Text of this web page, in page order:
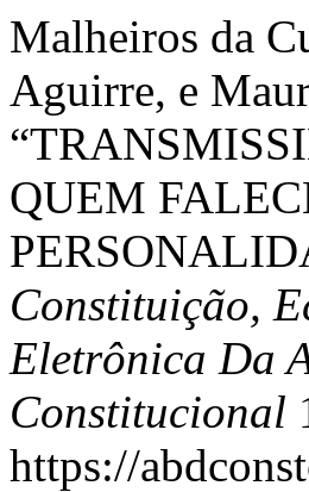
Malheiros da
Aguirre, e
QUEM
Constituição,
Eletrônica Da
Constitucional
https://